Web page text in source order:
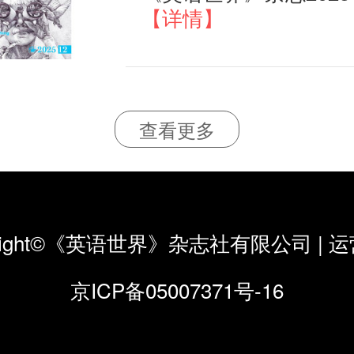
【详情】
查看更多
《英语世界》杂志社有限公司 |
京ICP备05007371号-16